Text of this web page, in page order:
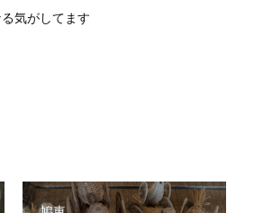
気がしてます